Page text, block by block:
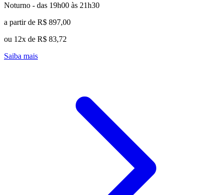
Noturno - das 19h00 às 21h30
a partir de R$ 897,00
ou 12x de R$ 83,72
Saiba mais